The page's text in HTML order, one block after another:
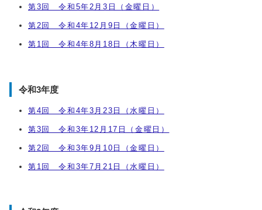
第3回 令和5年2月3日（金曜日）
第2回 令和4年12月9日（金曜日）
第1回 令和4年8月18日（木曜日）
令和3年度
第4回 令和4年3月23日（水曜日）
第3回 令和3年12月17日（金曜日）
第2回 令和3年9月10日（金曜日）
第1回 令和3年7月21日（水曜日）